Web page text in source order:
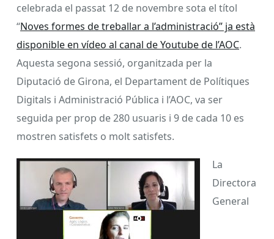
celebrada el passat 12 de novembre sota el títol
“Noves formes de treballar a l’administració” ja està
disponible en vídeo al canal de Youtube de l’AOC.
Aquesta segona sessió, organitzada per la
Diputació de Girona, el Departament de Polítiques
Digitals i Administració Pública i l’AOC, va ser
seguida per prop de 280 usuaris i 9 de cada 10 es
mostren satisfets o molt satisfets.
La
Directora
General